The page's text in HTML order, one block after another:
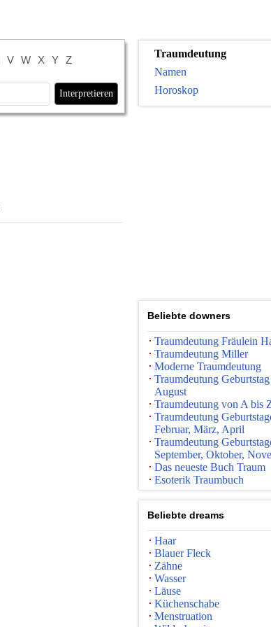
V W X Y Z
Traumdeutung
Namen
Horoskop
Beliebte downers
Traumdeutung Fräulein
Traumdeutung Miller
Moderne Traumdeutung
Traumdeutung
August
Traumdeutung von A bis
Traumdeutung
Februar, März, April
Traumdeutung
September, Oktober,
Das neueste Buch Traum
Esoterik Traumbuch
Beliebte dreams
Haar
Blauer Fleck
Zähne
Wasser
Läuse
Küchenschabe
Menstruation